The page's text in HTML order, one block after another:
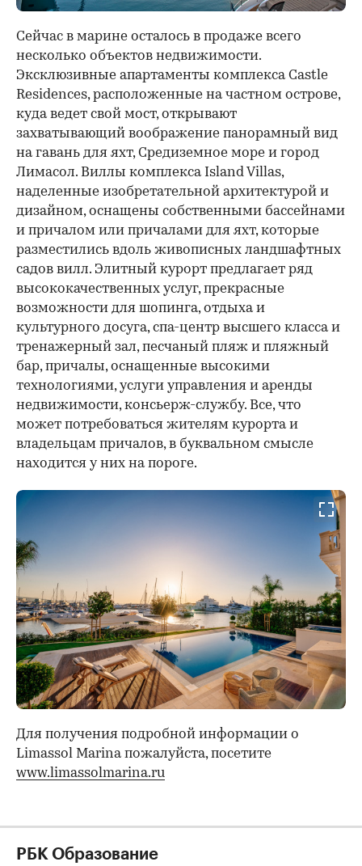
Сейчас в марине осталось в продаже всего
несколько объектов недвижимости.
Эксклюзивные апартаменты комплекса Castle
Residences, расположенные на частном острове,
куда ведет свой мост, открывают
захватывающий воображение панорамный вид
на гавань для яхт, Средиземное море и город
Лимасол. Виллы комплекса Island Villas,
наделенные изобретательной архитектурой и
дизайном, оснащены собственными бассейнами
и причалом или причалами для яхт, которые
разместились вдоль живописных ландшафтных
садов вилл. Элитный курорт предлагает ряд
высококачественных услуг, прекрасные
возможности для шопинга, отдыха и
культурного досуга, спа-центр высшего класса и
тренажерный зал, песчаный пляж и пляжный
бар, причалы, оснащенные высокими
технологиями, услуги управления и аренды
недвижимости, консьерж-службу. Все, что
может потребоваться жителям курорта и
владельцам причалов, в буквальном смысле
находится у них на пороге.
Для получения подробной информации о
Limassol Marina пожалуйста, посетите
www.limassolmarina.ru
РБК Образование